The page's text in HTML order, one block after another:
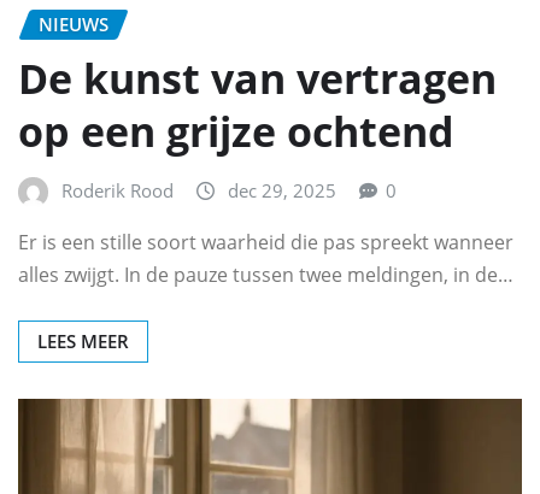
NIEUWS
De kunst van vertragen
op een grijze ochtend
Roderik Rood dec 29, 2025 0
Er is een stille soort waarheid die pas spreekt wanneer
alles zwijgt. In de pauze tussen twee meldingen, in de…
LEES MEER